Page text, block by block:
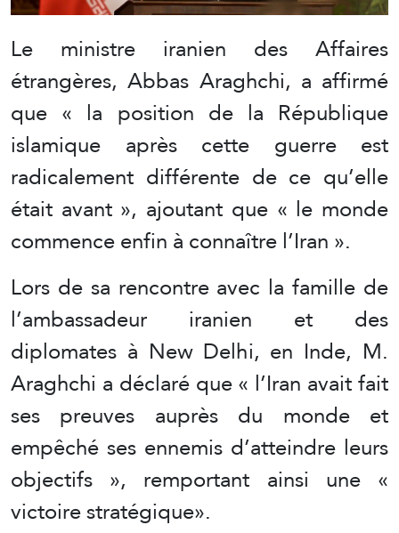
Le ministre iranien des Affaires
étrangères, Abbas Araghchi, a affirmé
que « la position de la République
islamique après cette guerre est
radicalement différente de ce qu’elle
était avant », ajoutant que « le monde
commence enfin à connaître l’Iran ».
Lors de sa rencontre avec la famille de
l’ambassadeur iranien et des
diplomates à New Delhi, en Inde, M.
Araghchi a déclaré que « l’Iran avait fait
ses preuves auprès du monde et
empêché ses ennemis d’atteindre leurs
objectifs », remportant ainsi une «
victoire stratégique».